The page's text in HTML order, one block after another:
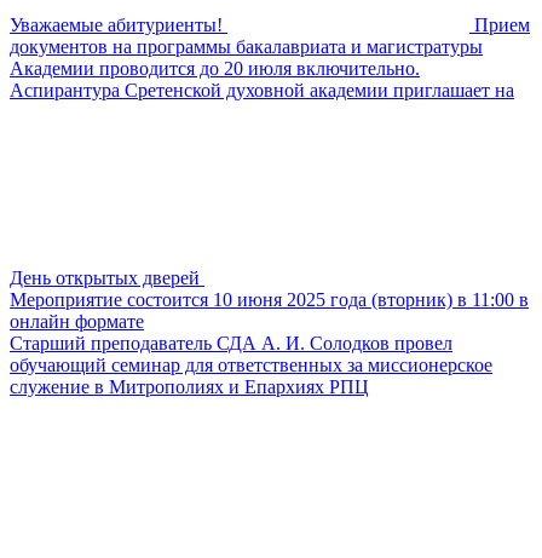
Уважаемые абитуриенты!
Прием
документов на программы бакалавриата и магистратуры
Академии проводится до 20 июля включительно.
Аспирантура Сретенской духовной академии приглашает на
День открытых дверей
Мероприятие состоится 10 июня 2025 года (вторник) в 11:00 в
онлайн формате
Старший преподаватель СДА А. И. Солодков провел
обучающий семинар для ответственных за миссионерское
служение в Митрополиях и Епархиях РПЦ